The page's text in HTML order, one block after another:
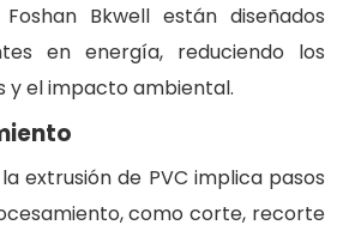
Bkwell están diseñados
en energía, reduciendo los
y el impacto ambiental.
extrusión de PVC implica pasos
como corte, recorte